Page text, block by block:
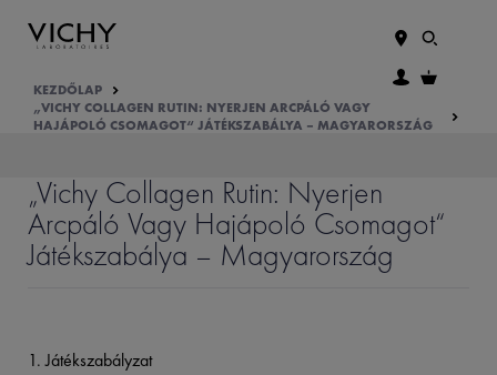
KEZDŐLAP
„VICHY COLLAGEN RUTIN: NYERJEN ARCPÁLÓ VAGY
HAJÁPOLÓ CSOMAGOT“ JÁTÉKSZABÁLYA – MAGYARORSZÁG
„Vichy Collagen Rutin: Nyerjen
Arcpáló Vagy Hajápoló Csomagot“
Játékszabálya – Magyarország
1. Játékszabályzat